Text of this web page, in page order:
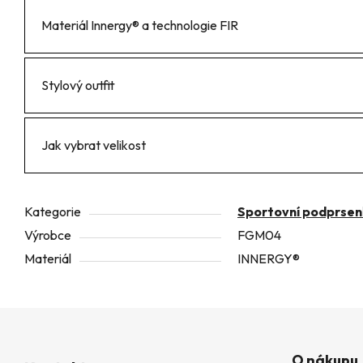
Materiál Innergy® a technologie FIR
Stylový outfit
Jak vybrat velikost
Kategorie
Sportovní
Výrobce
FGM04
Materiál
INNERGY®